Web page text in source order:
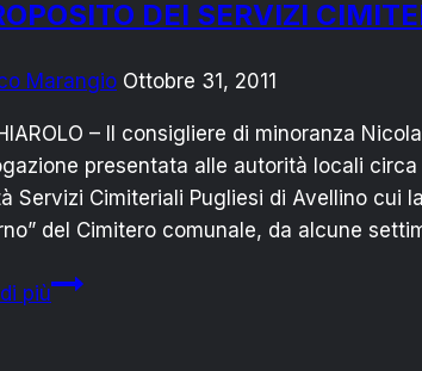
DEI SERVIZI
Marangio Ottobre 31, 2011
– Il consigliere di minoranza
presentata alle autorità locali
Servizi Cimiteriali Pugliesi di Avellino cui
del Cimitero comunale, da alcune
piùA